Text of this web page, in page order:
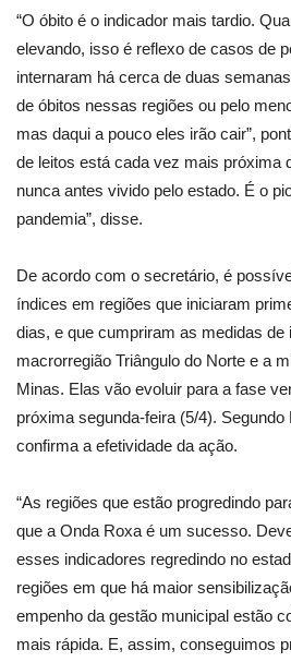
“O óbito é o indicador mais tardio.
elevando, isso é reflexo de casos de
internaram há cerca de duas
de óbitos nessas regiões ou pelo
mas daqui a pouco eles irão cair”,
de leitos está cada vez mais próxima
nunca antes vivido pelo estado. É o
pandemia”, disse.
De acordo com o secretário, é
índices em regiões que iniciaram
dias, e que cumpriram as medidas de
macrorregião Triângulo do Norte e a
Minas. Elas vão evoluir para a fase
próxima segunda-feira (5/4).
confirma a efetividade da ação.
“As regiões que estão progredindo
que a Onda Roxa é um sucesso.
esses indicadores regredindo no
regiões em que há maior
empenho da gestão municipal estão
mais rápida. E, assim, conseguimos